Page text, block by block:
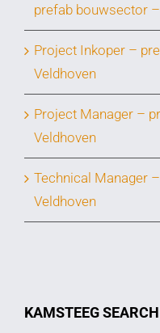
prefab bouwsector
Project Inkoper –
Veldhoven
Project Manager –
Veldhoven
Technical Manager
Veldhoven
KAMSTEEG SEARCH